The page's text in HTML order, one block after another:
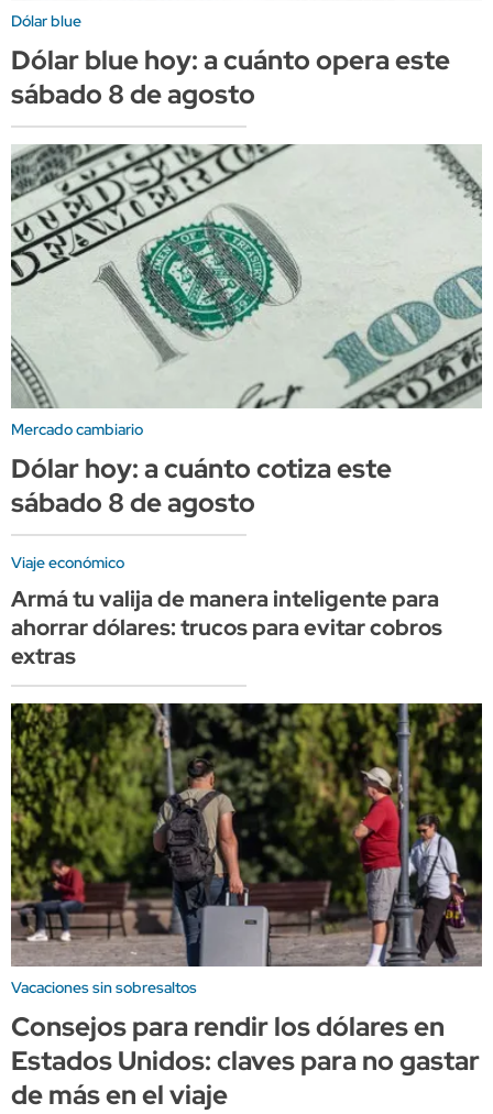
Dólar blue
Dólar blue hoy: a cuánto opera este
sábado 8 de agosto
Mercado cambiario
Dólar hoy: a cuánto cotiza este
sábado 8 de agosto
Viaje económico
Armá tu valija de manera inteligente para
ahorrar dólares: trucos para evitar cobros
extras
Vacaciones sin sobresaltos
Consejos para rendir los dólares en
Estados Unidos: claves para no gastar
de más en el viaje